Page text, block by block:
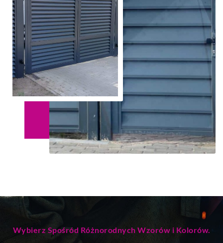
Wybierz Spośród Różnorodnych Wzorów i Kolorów.